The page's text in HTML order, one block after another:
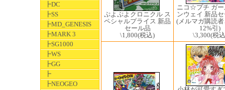
┣DC
┣SS
┣MD_GENESIS
┣MARK 3
┣SG1000
┣WS
┣GG
┣
┣NEOGEO
ぷよぷよクロニクル ス
ペシャルプライス 新品
セール品
\1,800(税込)
ニコ☆プチ ガー
ンウェイ 新品
(メルマガ購読
12%引)
\3,300(税